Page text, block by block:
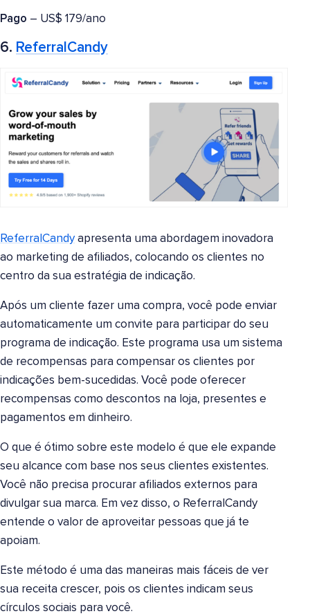
Pago – US$ 179/ano
6. ReferralCandy
ReferralCandyapresenta uma abordagem inovadora
ao marketing de afiliados, colocando os clientes no
centro da sua estratégia de indicação.
Após um cliente fazer uma compra, você pode enviar
automaticamente um convite para participar do seu
programa de indicação. Este programa usa um sistema
de recompensas para compensar os clientes por
indicações bem-sucedidas. Você pode oferecer
recompensas como descontos na loja, presentes e
pagamentos em dinheiro.
O que é ótimo sobre este modelo é que ele expande
seu alcance com base nos seus clientes existentes.
Você não precisa procurar afiliados externos para
divulgar sua marca. Em vez disso, o ReferralCandy
entende o valor de aproveitar pessoas que já te
apoiam.
Este método é uma das maneiras mais fáceis de ver
sua receita crescer, pois os clientes indicam seus
círculos sociais para você.